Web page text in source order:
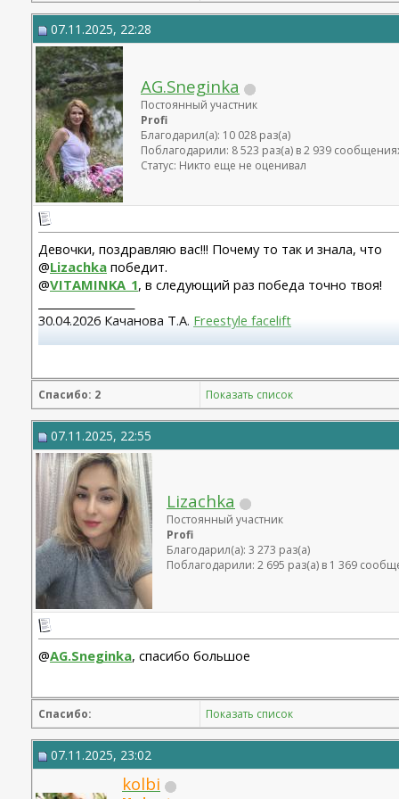
07.11.2025, 22:28
AG.Sneginka
Постоянный участник
Profi
Благодарил(а): 10 028 раз(а)
Поблагодарили: 8 523 раз(а) в 2 939
Статус: Никто еще не оценивал
Девочки, поздравляю вас!!! Почему то так и знала, что
@Lizachka победит.
@VITAMINKA_1, в следующий раз победа точно твоя!
30.04.2026 Качанова Т.А. Freestyle facelift
Спасибо: 2 Показать список
07.11.2025, 22:55
Lizachka
Постоянный участник
Profi
Благодарил(а): 3 273 раз(а)
Поблагодарили: 2 695 раз(а) в 1 369
@AG.Sneginka, спасибо большое
Спасибо: Показать список
07.11.2025, 23:02
kolbi